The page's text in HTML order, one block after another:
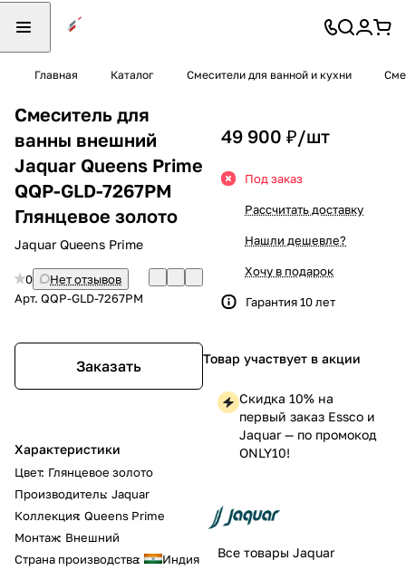
Главная Каталог Смесители для ванной и кухни
Смеситель для
ванны внешний
Jaquar Queens Prime
QQP-GLD-7267PM
Глянцевое золото
Jaquar Queens Prime
0
Нет отзывов
Арт. QQP-GLD-7267PM
Заказать
Характеристики
Цвет: Глянцевое золото
Производитель: Jaquar
Коллекция: Queens Prime
Монтаж: Внешний
Страна производства:
Индия
49 900 ₽/шт
Под заказ
Рассчитать доставку
Нашли дешевле?
Хочу в подарок
Гарантия 10 лет
Товар участвует в акции
Скидка 10% на
первый заказ Essco и
Jaquar — по промокод
ONLY10!
Все товары Jaquar